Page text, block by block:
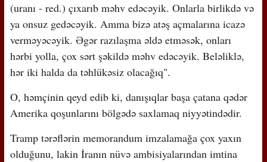
(uranı - red.) çıxarıb məhv edəcəyik. Onlarla birlikdə və
ya onsuz gedəcəyik. Amma bizə atəş açmalarına icazə
verməyəcəyik. Əgər razılaşma əldə etməsək, onları
hərbi yolla, çox sərt şəkildə məhv edəcəyik. Beləliklə,
hər iki halda da təhlükəsiz olacağıq".
O, həmçinin qeyd edib ki, danışıqlar başa çatana qədər
Amerika qoşunlarını bölgədə saxlamaq niyyətindədir.
Tramp tərəflərin memorandum imzalamağa çox yaxın
olduğunu, lakin İranın nüvə ambisiyalarından imtina